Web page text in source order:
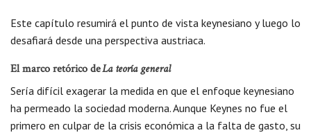
Este capítulo resumirá el punto de vista keynesiano y luego lo
desafiará desde una perspectiva austriaca.
El marco retórico deLa teoría general
Sería difícil exagerar la medida en que el enfoque keynesiano
ha permeado la sociedad moderna. Aunque Keynes no fue el
primero en culpar de la crisis económica a la falta de gasto, su